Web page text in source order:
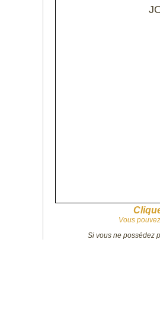
Vous
Si vous ne possédez